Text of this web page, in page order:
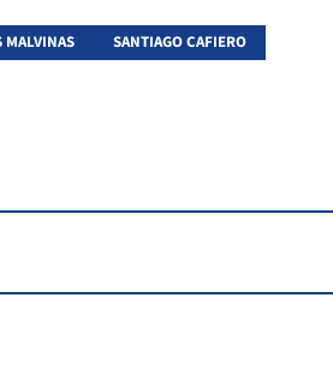
MALVINAS SANTIAGO CAFIERO